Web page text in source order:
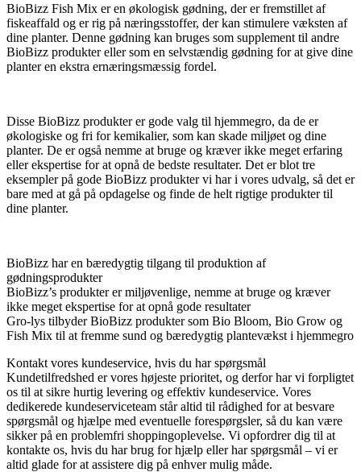
BioBizz Fish Mix er en økologisk gødning, der er fremstillet af
fiskeaffald og er rig på næringsstoffer, der kan stimulere væksten af
dine planter. Denne gødning kan bruges som supplement til andre
BioBizz produkter eller som en selvstændig gødning for at give dine
planter en ekstra ernæringsmæssig fordel.
Disse BioBizz produkter er gode valg til hjemmegro, da de er
økologiske og fri for kemikalier, som kan skade miljøet og dine
planter. De er også nemme at bruge og kræver ikke meget erfaring
eller ekspertise for at opnå de bedste resultater. Det er blot tre
eksempler på gode BioBizz produkter vi har i vores udvalg, så det er
bare med at gå på opdagelse og finde de helt rigtige produkter til
dine planter.
BioBizz har en bæredygtig tilgang til produktion af
gødningsprodukter
BioBizz’s produkter er miljøvenlige, nemme at bruge og kræver
ikke meget ekspertise for at opnå gode resultater
Gro-lys tilbyder BioBizz produkter som Bio Bloom, Bio Grow og
Fish Mix til at fremme sund og bæredygtig plantevækst i hjemmegro
Kontakt vores kundeservice, hvis du har spørgsmål
Kundetilfredshed er vores højeste prioritet, og derfor har vi forpligtet
os til at sikre hurtig levering og effektiv kundeservice. Vores
dedikerede kundeserviceteam står altid til rådighed for at besvare
spørgsmål og hjælpe med eventuelle forespørgsler, så du kan være
sikker på en problemfri shoppingoplevelse. Vi opfordrer dig til at
kontakte os, hvis du har brug for hjælp eller har spørgsmål – vi er
altid glade for at assistere dig på enhver mulig måde.